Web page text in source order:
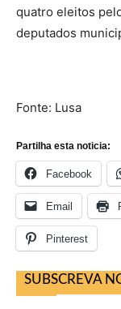
quatro eleitos
deputados
Fonte: Lusa
Partilha esta noticia:
Facebook
Email
Pinterest
SUBSCREVA